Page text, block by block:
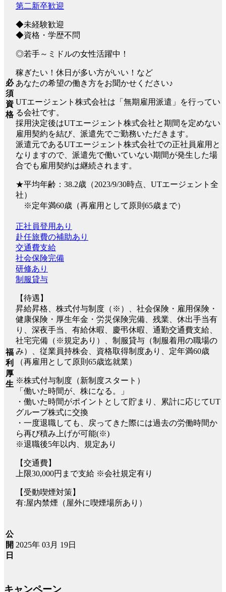
必
須
資
格
第二新卒歓迎
◆未経験歓迎
◆資格・学歴不問
◎若手～ミドルの女性活躍中！
稼ぎたい！休日が多い方がいい！など
あなたの希望の働き方をお聞かせください♪
UTエージェント株式会社は「無期雇用派遣」を行ってい
る会社です。
採用決定後はUTエージェント株式会社と期間を定めない
雇用契約を結び、派遣先でご勤務いただきます。
派遣元であるUTエージェント株式会社での正社員雇用と
なりますので、派遣先で働いていない期間が発生した場
合でも雇用契約は継続されます。
★平均年齢：38.2歳（2023/9/30時点、UTエージェント全
社）
※定年満60歳（再雇用として原則65歳まで）
福
利
厚
生
正社員登用あり
赴任旅費の補助あり
交通費支給
社会保険完備
研修あり
制服貸与
【待遇】
昇給昇格、株式付与制度（※）、社会保険・雇用保険・
健康保険・厚生年金・労災保険完備、残業、休出手当有
り、深夜手当、有給休暇、慶弔休暇、通勤交通費支給、
社宅完備（※規定あり）、制服貸与（制服着用の職場の
み）、従業員持株会、資格取得制度あり、定年満60歳
（再雇用として原則65歳迄就業）
※株式付与制度（新制度スタート）
「働いた時間が、株になる。」
・働いた時間がポイントとして貯まり、累計に応じてUT
グループ株式に交換
・一度退職しても、戻ってきた際には過去の労働時間か
ら再び積み上げが可能(※)
※退職後5年以内、規定あり
【交通費】
上限30,000円まで支給 ※会社規定有り
【受動喫煙対策】
有:屋内禁煙（屋外に喫煙場所あり）
公
開
日
2025年 03月 19日
キャンペーン